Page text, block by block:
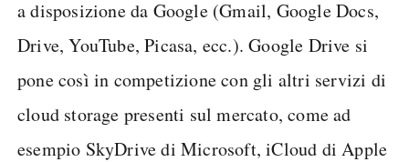
a disposizione da Google (Gmail, Google Docs,
Drive, YouTube, Picasa, ecc.). Google Drive si
pone così in competizione con gli altri servizi di
cloud storage presenti sul mercato, come ad
esempio SkyDrive di Microsoft, iCloud di Apple